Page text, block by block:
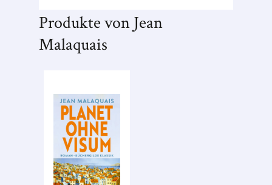
Produkte von Jean
Malaquais